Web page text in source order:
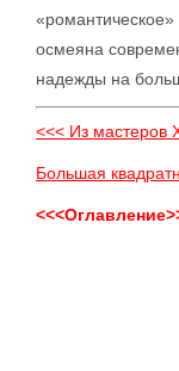
«романтическое»
осмеяна
надежды на
<<< Из мастеров
Большая